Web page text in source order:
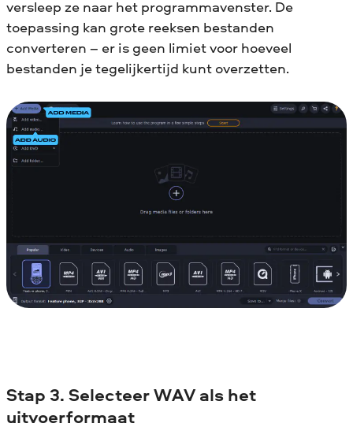
versleep ze naar het programmavenster. De
toepassing kan grote reeksen bestanden
converteren – er is geen limiet voor hoeveel
bestanden je tegelijkertijd kunt overzetten.
Stap 3. Selecteer WAV als het
uitvoerformaat